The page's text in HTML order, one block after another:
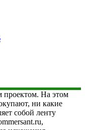
проектом. На этом
ни какие
собой ленту